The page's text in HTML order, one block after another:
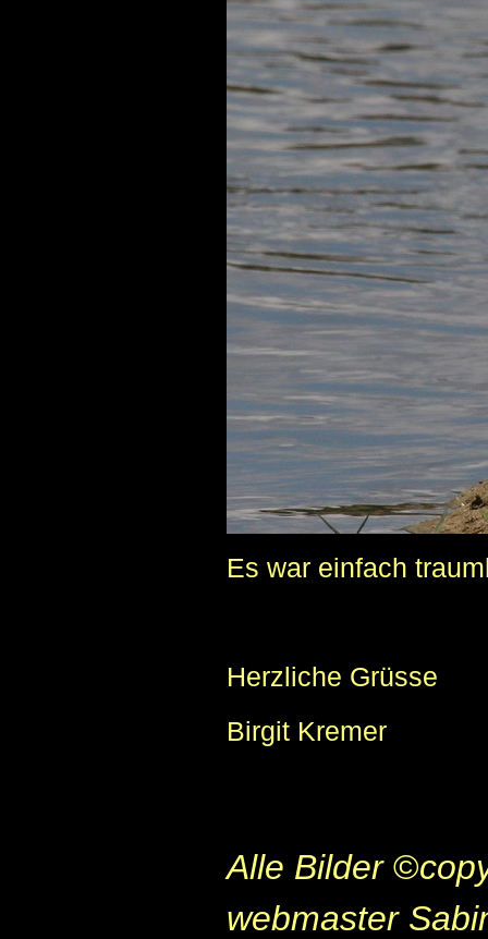
Es war einfach
Herzliche Grüsse
Birgit Kremer
Alle Bilder©
webmaster